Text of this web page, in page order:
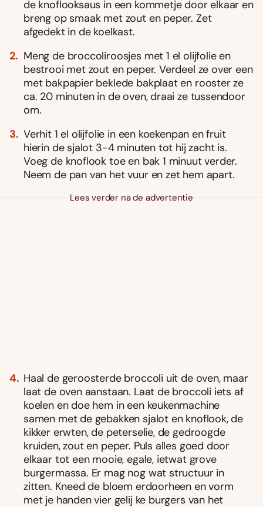
de knoflooksaus in een kommetje door elkaar en
breng op smaak met zout en peper. Zet
afgedekt in de koelkast.
Meng de broccoliroosjes met 1 el olijfolie en
bestrooi met zout en peper. Verdeel ze over een
met bakpapier beklede bakplaat en rooster ze
ca. 20 minuten in de oven, draai ze tussendoor
om.
Verhit 1 el olijfolie in een koekenpan en fruit
hierin de sjalot 3-4 minuten tot hij zacht is.
Voeg de knoflook toe en bak 1 minuut verder.
Neem de pan van het vuur en zet hem apart.
Lees verder na de advertentie
Haal de geroosterde broccoli uit de oven, maar
laat de oven aanstaan. Laat de broccoli iets af
koelen en doe hem in een keukenmachine
samen met de gebakken sjalot en knoflook, de
kikker erwten, de peterselie, de gedroogde
kruiden, zout en peper. Puls alles goed door
elkaar tot een mooie, egale, ietwat grove
burgermassa. Er mag nog wat structuur in
zitten. Kneed de bloem erdoorheen en vorm
met je handen vier gelij ke burgers van het